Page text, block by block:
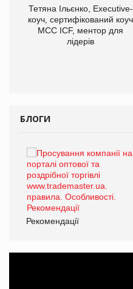
Тетяна Ільєнко, Executive-
коуч, сертифікований коуч
МСС ICF, ментор для
лідерів
БЛОГИ
Рекомендації